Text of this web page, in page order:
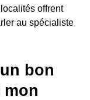
offrent
au spécialiste
bon